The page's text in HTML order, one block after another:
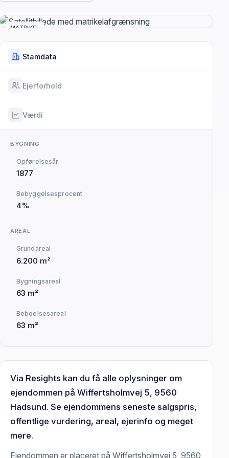
MATRIKEL
Stamdata
Ejerforhold
Værdi
BYGNING
Opførelsesår
1877
Bebyggelsesprocent
4%
AREAL
Grundareal
6.200 m²
Bygningsareal
63 m²
Beboelsesareal
63 m²
Via Resights kan du få alle oplysninger om
ejendommen på Wiffertsholmvej 5, 9560
Hadsund. Se ejendommens seneste salgspris,
offentlige vurdering, areal, ejerinfo og meget
mere.
Ejendommen er placeret på Wiffertsholmvej 5, 9560